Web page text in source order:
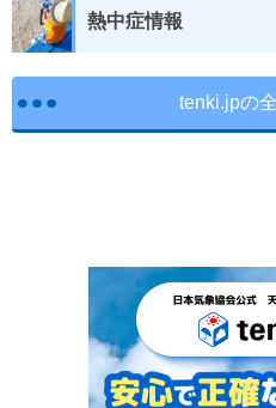
熱中症情報
tenki.jpの